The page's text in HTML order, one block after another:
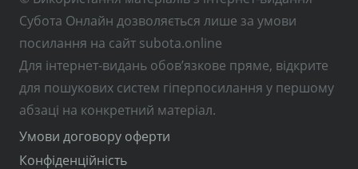
Субота Онлайн дозволяється лише за умови
посилання на сайт subota.online
Для інтернет-видань обов’язкове пряме, відкрите
для пошукових систем гіперпосилання у першому
абзаці на конкретний матеріал.
Умови договору оферти
Конфіденційність